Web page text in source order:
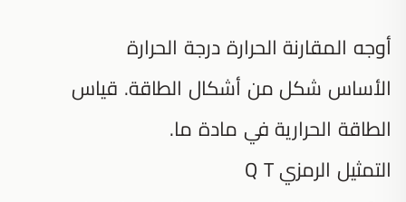
أوجه المقارنة الحرارة درجة الحرارة
الأساس شكل من أشكال الطاقة. قياس
الطاقة الحرارية في مادة ما.
التمثيل الرمزي Q T